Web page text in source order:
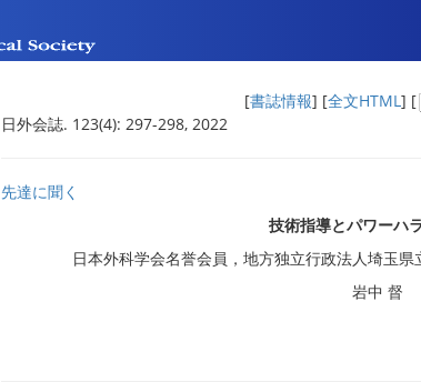
[書誌情報] [全文HTML] [
日外会誌. 123(4): 297-298, 2022
先達に聞く
技術指導とパワーハ
日本外科学会名誉会員，地方独立行政法人埼玉
岩中 督